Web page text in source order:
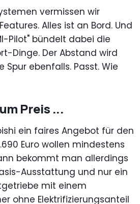
vermissen wir
Alles ist an Bord. Und
Pilot" bündelt dabei die
Dinge. Der Abstand wird
Spur ebenfalls. Passt. Wie
Preis ...
ein faires Angebot für den
Euro wollen mindestens
bekommt man allerdings
Ausstattung und nur ein
mit einem
ohne Elektrifizierungsanteil